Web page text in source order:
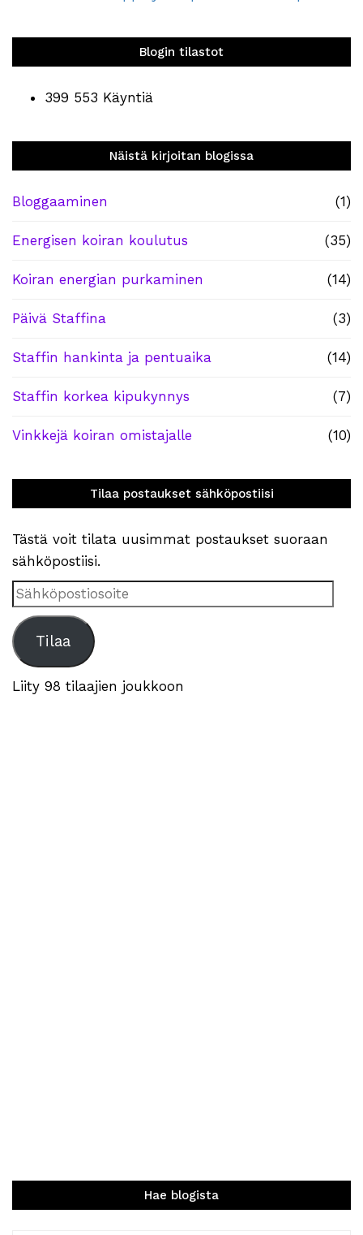
Blogin tilastot
399 553 Käyntiä
Näistä kirjoitan blogissa
Bloggaaminen (1)
Energisen koiran koulutus (35)
Koiran energian purkaminen (14)
Päivä Staffina (3)
Staffin hankinta ja pentuaika (14)
Staffin korkea kipukynnys (7)
Vinkkejä koiran omistajalle (10)
Tilaa postaukset sähköpostiisi
Tästä voit tilata uusimmat postaukset suoraan
sähköpostiisi.
Sähköpostiosoite
Tilaa
Liity 98 tilaajien joukkoon
Hae blogista